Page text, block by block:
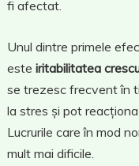
fi afectat.
Unul dintre primele
este iritabilitatea
se trezesc frecvent în
la stres și pot
Lucrurile care în mod
mult mai dificile.